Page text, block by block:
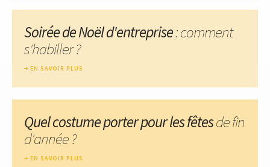
Soirée de Noël d'entreprise: comment
s'habiller ?
EN SAVOIR PLUS
Quel costume porter pour les fêtesde fin
d'année ?
EN SAVOIR PLUS